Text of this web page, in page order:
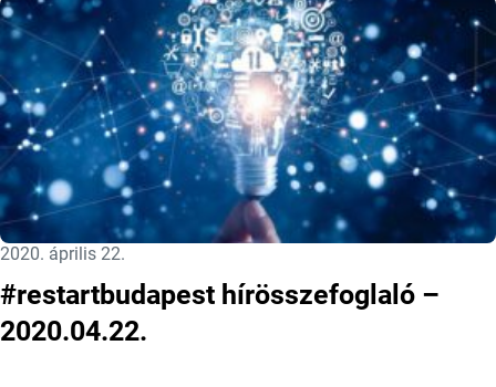
Közzétéve:
2020. április 22.
#restartbudapest hírösszefoglaló –
2020.04.22.